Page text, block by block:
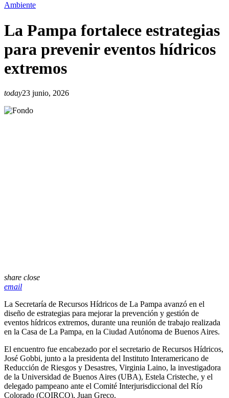
Ambiente
La Pampa fortalece estrategias
para prevenir eventos hídricos
extremos
today23 junio, 2026
share close
email
La Secretaría de Recursos Hídricos de La Pampa avanzó en el
diseño de estrategias para mejorar la prevención y gestión de
eventos hídricos extremos, durante una reunión de trabajo realizada
en la Casa de La Pampa, en la Ciudad Autónoma de Buenos Aires.
El encuentro fue encabezado por el secretario de Recursos Hídricos,
José Gobbi, junto a la presidenta del Instituto Interamericano de
Reducción de Riesgos y Desastres, Virginia Laino, la investigadora
de la Universidad de Buenos Aires (UBA), Estela Cristeche, y el
delegado pampeano ante el Comité Interjurisdiccional del Río
Colorado (COIRCO), Juan Greco.